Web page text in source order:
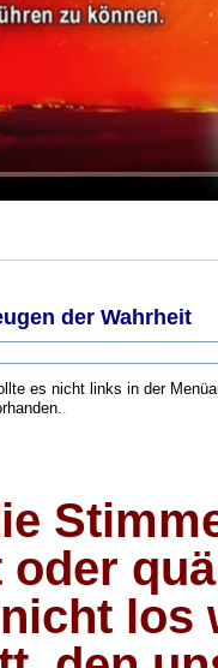
der Wahrheit
es nicht links in der
.
oder
los